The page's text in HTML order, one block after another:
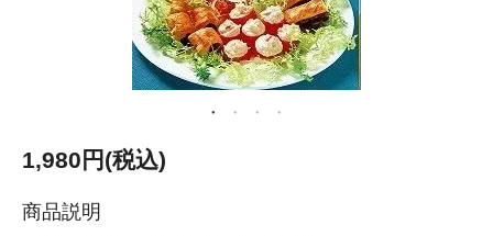
1,980円(税込)
商品説明